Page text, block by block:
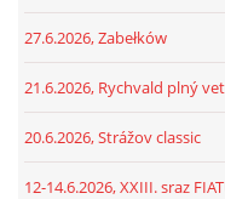
27.6.2026, Zabełków
21.6.2026, Rychvald plný
20.6.2026, Strážov classic
12-14.6.2026, XXIII. sraz